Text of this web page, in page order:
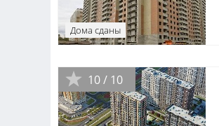
Дома сданы
10 / 10